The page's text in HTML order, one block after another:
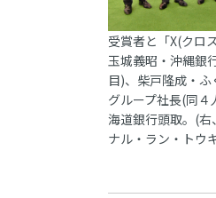
受賞者と「X(クロ
玉城義昭・沖縄銀
目)、柴戸隆成・
グループ社長(同
海道銀行頭取。(
ナル・ラン・トウ